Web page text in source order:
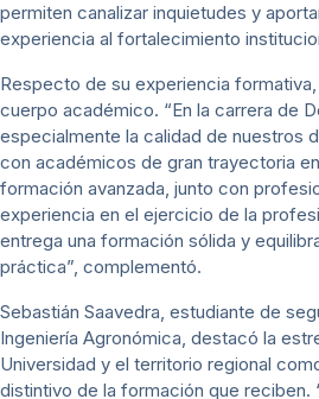
permiten canalizar inquietudes y
experiencia al fortalecimiento
Respecto de su experiencia
cuerpo académico. “En la carrera de
especialmente la calidad de nuestros
con académicos de gran trayectoria
formación avanzada, junto con
experiencia en el ejercicio de la
entrega una formación sólida y
práctica”, complementó.
Sebastián Saavedra, estudiante de
Ingeniería Agronómica, destacó la
Universidad y el territorio regional
distintivo de la formación que reciben.